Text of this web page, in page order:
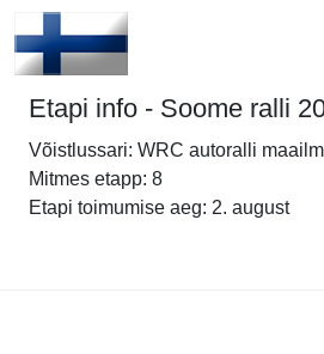
Etapi info - Soome ralli
Võistlussari: WRC autoralli
Mitmes etapp: 8
Etapi toimumise aeg: 2. august